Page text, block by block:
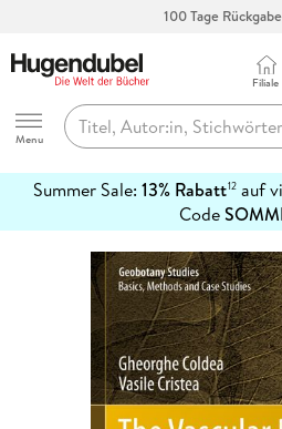
100 Tage
Hugendubel
Menu
Filiale
Summer Sale: 13% Rabatt12auf
Code
erfahren